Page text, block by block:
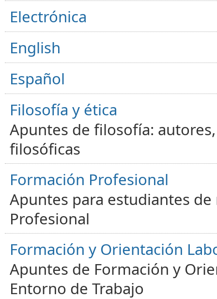
Electrónica
English
Español
Filosofía y ética
Apuntes de filosofía:
filosóficas
Formación Profesional
Apuntes para estudiantes
Profesional
Formación y Orientación
Apuntes de Formación y
Entorno de Trabajo